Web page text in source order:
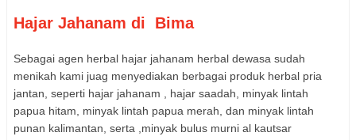
Hajar Jahanam di Bima
Sebagai agen herbal hajar jahanam herbal dewasa sudah
menikah kami juag menyediakan berbagai produk herbal pria
jantan, seperti hajar jahanam , hajar saadah, minyak lintah
papua hitam, minyak lintah papua merah, dan minyak lintah
punan kalimantan, serta ,minyak bulus murni al kautsar